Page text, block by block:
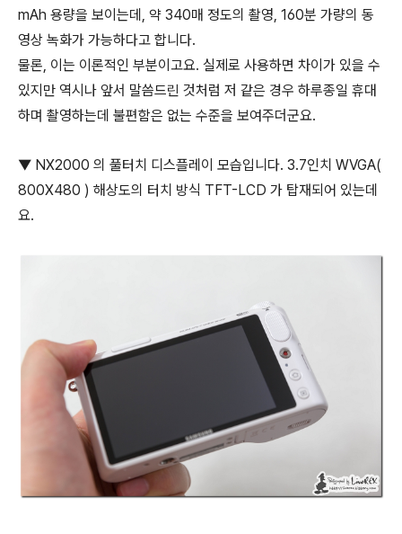
mAh 용량을 보이는데, 약 340매 정도의 촬영, 160분 가량의 동
영상 녹화가 가능하다고 합니다.
물론, 이는 이론적인 부분이고요. 실제로 사용하면 차이가 있을 수
있지만 역시나 앞서 말씀드린 것처럼 저 같은 경우 하루종일 휴대
하며 촬영하는데 불편함은 없는 수준을 보여주더군요.
▼ NX2000 의 풀터치 디스플레이 모습입니다. 3.7인치 WVGA(
800X480 ) 해상도의 터치 방식 TFT-LCD 가 탑재되어 있는데
요.